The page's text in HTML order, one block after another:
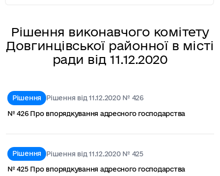
Рішення виконавчого комітету
Довгинцівської районної в місті
ради від 11.12.2020
Рішення
Рішення від 11.12.2020 № 426
№ 426 Про впорядкування адресного господарства
Рішення
Рішення від 11.12.2020 № 425
№ 425 Про впорядкування адресного господарства